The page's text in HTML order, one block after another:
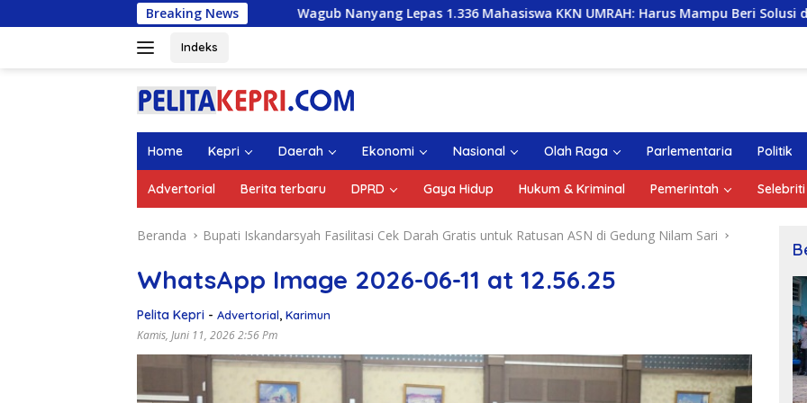
ke
Breaking News
Wagub Nanyang Lepas 1.336 Mahasiswa KKN UMRAH: Harus Mampu Beri Solusi dan Kontribusi
Indeks
Home Kepri Daerah Ekonomi Nasional Olah Raga Parlementaria Politik
Advertorial Berita terbaru DPRD Gaya Hidup Hukum & Kriminal Pemerintah Selebriti
Beranda Bupati Iskandarsyah Fasilitasi Cek Darah Gratis untuk Ratusan ASN di Gedung Nilam Sari
WhatsApp Image 2026-06-11 at 12.56.25
Pelita Kepri - Advertorial, Karimun
Kamis, Juni 11, 2026 2:56 Pm